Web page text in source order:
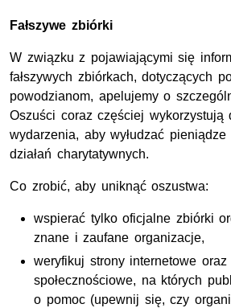
Fałszywe zbiórki
W związku z pojawiającymi się
fałszywych zbiórkach, dotyczących
powodzianom, apelujemy o
Oszuści coraz częściej wykorzystują
wydarzenia, aby wyłudzać
działań charytatywnych.
Co zrobić, aby uniknąć oszustwa:
wspierać tylko oficjalne zbiórki
znane i zaufane organizacje,
weryfikuj strony internetowe oraz
społecznościowe, na których
o pomoc (upewnij się, czy